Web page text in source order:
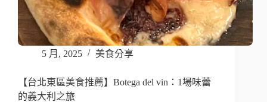
5 月, 2025 美食分享
【台北東區美食推薦】Botega del vin：1場味蕾
的義大利之旅